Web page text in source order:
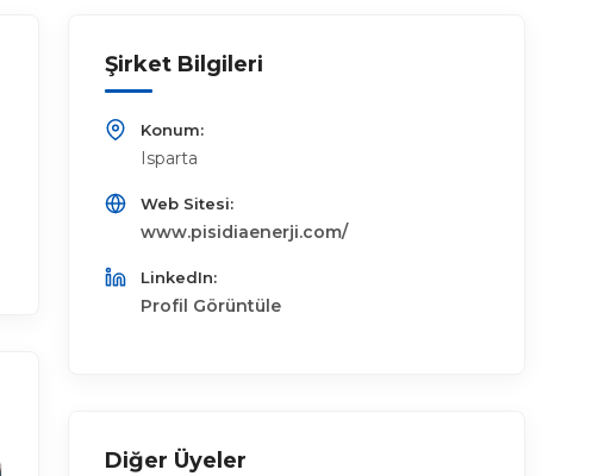
Şirket Bilgileri
Konum:
Isparta
Web Sitesi:
www.pisidiaenerji.com/
LinkedIn:
Profil Görüntüle
Diğer Üyeler